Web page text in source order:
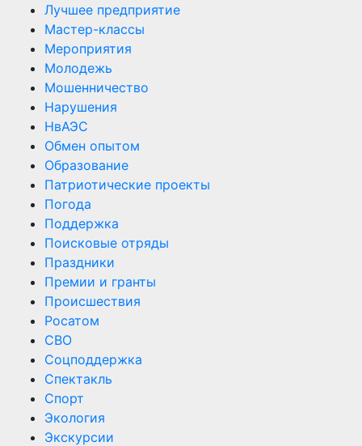
Лучшее предприятие
Мастер-классы
Мероприятия
Молодежь
Мошенничество
Нарушения
НвАЭС
Обмен опытом
Образование
Патриотические проекты
Погода
Поддержка
Поисковые отряды
Праздники
Премии и гранты
Происшествия
Росатом
СВО
Соцподдержка
Спектакль
Спорт
Экология
Экскурсии